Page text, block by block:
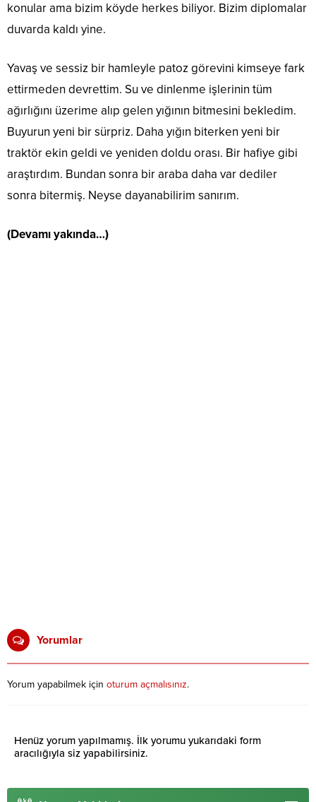
konular ama bizim köyde herkes biliyor. Bizim diplomalar
duvarda kaldı yine.
Yavaş ve sessiz bir hamleyle patoz görevini kimseye fark
ettirmeden devrettim. Su ve dinlenme işlerinin tüm
ağırlığını üzerime alıp gelen yığının bitmesini bekledim.
Buyurun yeni bir sürpriz. Daha yığın biterken yeni bir
traktör ekin geldi ve yeniden doldu orası. Bir hafiye gibi
araştırdım. Bundan sonra bir araba daha var dediler
sonra bitermiş. Neyse dayanabilirim sanırım.
(Devamı yakında…)
Yorumlar
Yorum yapabilmek için oturum açmalısınız.
Henüz yorum yapılmamış. İlk yorumu yukarıdaki form
aracılığıyla siz yapabilirsiniz.